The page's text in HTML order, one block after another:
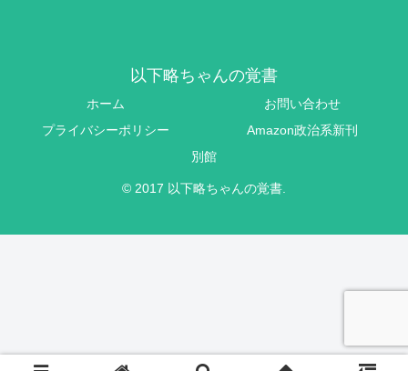
以下略ちゃんの覚書
ホーム
お問い合わせ
プライバシーポリシー
Amazon政治系新刊
別館
© 2017 以下略ちゃんの覚書.